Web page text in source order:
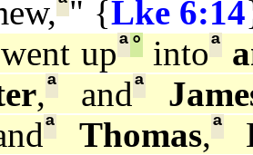
" {Lke 6:14
upª°intoª
,ª andª
ª Thomas,ª